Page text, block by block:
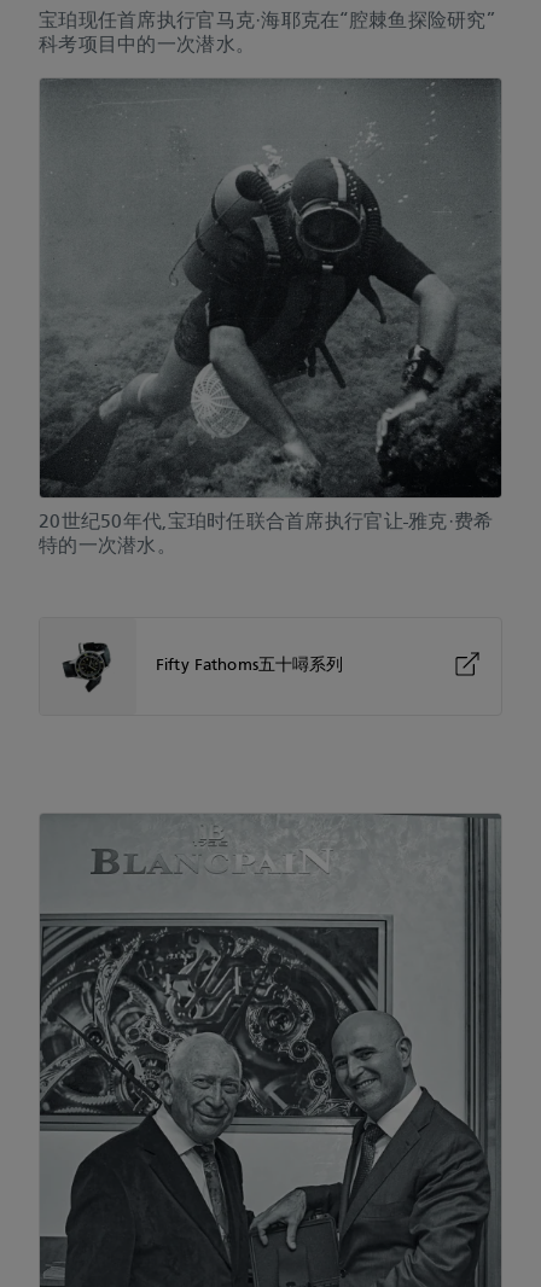
宝珀现任首席执行官马克·海耶克在“腔棘鱼探险研究”
科考项目中的一次潜水。
20世纪50年代,宝珀时任联合首席执行官让-雅克·费希
特的一次潜水。
Fifty Fathoms五十噚系列